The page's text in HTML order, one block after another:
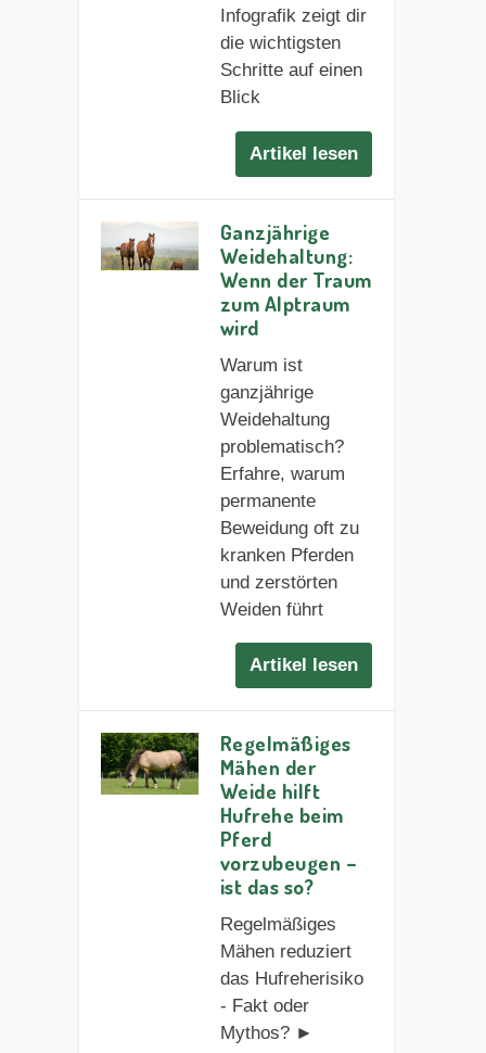
Infografik zeigt dir
die wichtigsten
Schritte auf einen
Blick
Artikel lesen
Ganzjährige
Weidehaltung:
Wenn der Traum
zum Alptraum
wird
Warum ist
ganzjährige
Weidehaltung
problematisch?
Erfahre, warum
permanente
Beweidung oft zu
kranken Pferden
und zerstörten
Weiden führt
Artikel lesen
Regelmäßiges
Mähen der
Weide hilft
Hufrehe beim
Pferd
vorzubeugen –
ist das so?
Regelmäßiges
Mähen reduziert
das Hufreherisiko
- Fakt oder
Mythos? ►